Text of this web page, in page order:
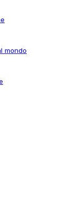
mondo